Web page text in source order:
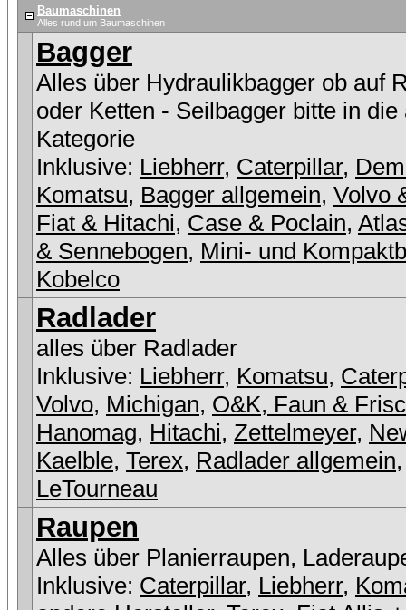
Baumaschinen
Alles rund um Baumaschinen
Bagger
Alles über Hydraulikbagger ob auf
oder Ketten - Seilbagger bitte in die
Kategorie
Inklusive: Liebherr, Caterpillar,
Komatsu, Bagger allgemein, Volvo
Fiat & Hitachi, Case & Poclain,
& Sennebogen, Mini- und
Kobelco
Radlader
alles über Radlader
Inklusive: Liebherr, Komatsu,
Volvo, Michigan, O&K, Faun &
Hanomag, Hitachi, Zettelmeyer,
Kaelble, Terex, Radlader allgemein,
LeTourneau
Raupen
Alles über Planierraupen,
Inklusive: Caterpillar, Liebherr,